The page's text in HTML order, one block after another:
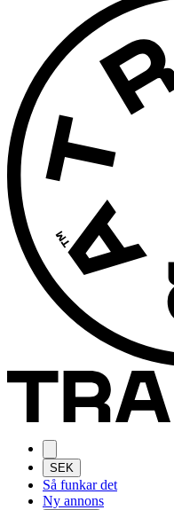
SEK
Så funkar det
Ny annons